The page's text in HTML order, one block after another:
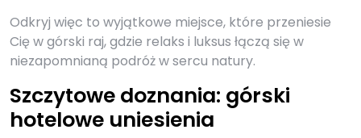
Odkryj więc to wyjątkowe miejsce, które przeniesie
Cię w górski raj, gdzie relaks i luksus łączą się w
niezapomnianą podróż w sercu natury.
Szczytowe doznania: górski
hotelowe uniesienia